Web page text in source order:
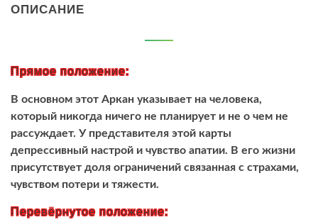
ОПИСАНИЕ
Прямое положение:
В основном этот Аркан указывает на человека,
который никогда ничего не планирует и не о чем не
рассуждает. У представителя этой карты
депрессивный настрой и чувство апатии. В его жизни
присутствует доля ограничений связанная с страхами,
чувством потери и тяжести.
Перевёрнутое положение: